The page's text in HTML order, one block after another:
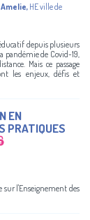
, HE ville de
depuis plusieurs
pandémie de Covid-19,
Mais ce passage
les enjeux, défis et
EN
PRATIQUES
sur l'Enseignement des